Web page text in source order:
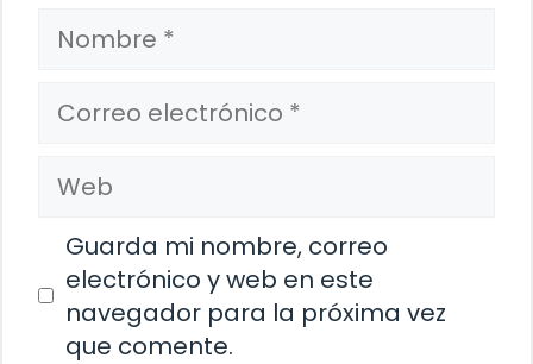
Nombre
Correo
electrónico
Web
Guarda mi nombre, correo
electrónico y web en este
navegador para la próxima vez
que comente.